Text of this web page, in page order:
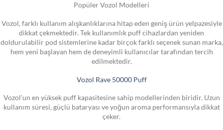
Popüler Vozol Modelleri
Vozol, farklı kullanım alışkanlıklarına hitap eden geniş ürün yelpazesiyle
dikkat çekmektedir. Tek kullanımlık puff cihazlardan yeniden
doldurulabilir pod sistemlerine kadar birçok farklı seçenek sunan marka,
hem yeni başlayan hem de deneyimli kullanıcılar tarafından tercih
edilmektedir.
Vozol Rave 50000 Puff
Vozol’un en yüksek puff kapasitesine sahip modellerinden biridir. Uzun
kullanım süresi, güçlü bataryası ve yoğun aroma performansıyla dikkat
çeker.